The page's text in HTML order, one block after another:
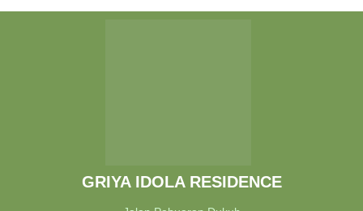
GRIYA IDOLA RESIDENCE